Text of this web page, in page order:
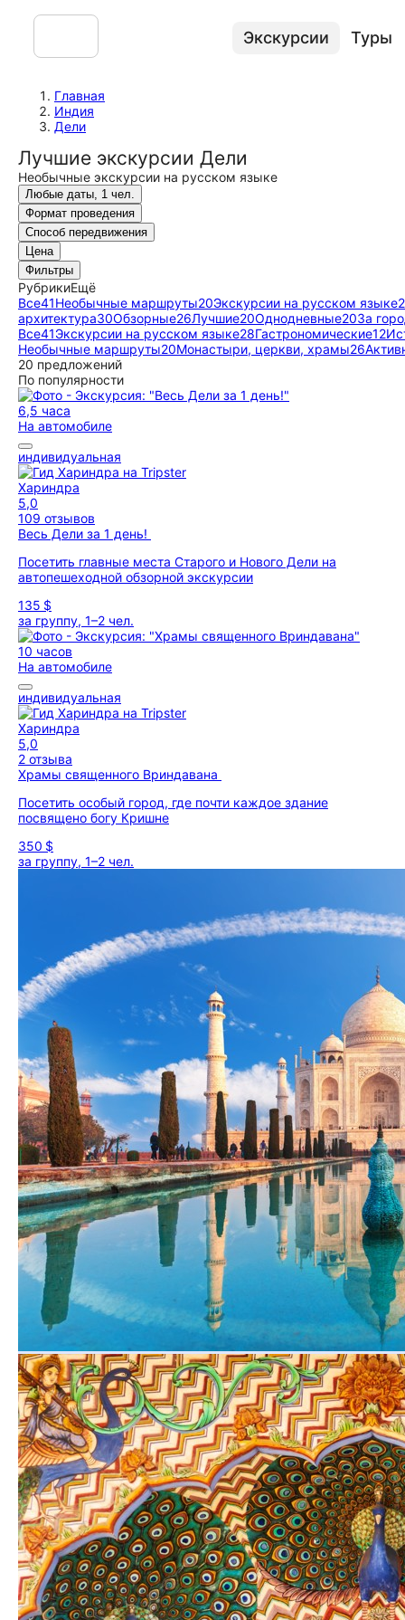
Экскурсии Туры
Главная
Индия
Дели
Лучшие экскурсии Дели
Необычные экскурсии на русском языке
Любые даты, 1 чел.
Формат проведения
Способ передвижения
Цена
Фильтры
РубрикиЕщё
Все41Необычные маршруты20Экскурсии на русском языке
архитектура30Обзорные26Лучшие20Однодневные20За
Все41Экскурсии на русском языке28Гастрономические12
Необычные маршруты20Монастыри, церкви, храмы26
20 предложений
По популярности
6,5 часа
На автомобиле
индивидуальная
Хариндра
5,0
109 отзывов
Весь Дели за 1 день!
Посетить главные места Старого и Нового Дели на
автопешеходной обзорной экскурсии
135 $
за группу, 1–2 чел.
10 часов
На автомобиле
индивидуальная
Хариндра
5,0
2 отзыва
Храмы священного Вриндавана
Посетить особый город, где почти каждое здание
посвящено богу Кришне
350 $
за группу, 1–2 чел.